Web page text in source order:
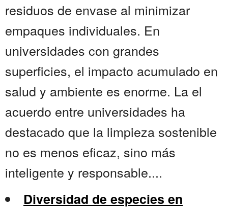
residuos de envase al minimizar
empaques individuales. En
universidades con grandes
superficies, el impacto acumulado en
salud y ambiente es enorme. La el
acuerdo entre universidades ha
destacado que la limpieza sostenible
no es menos eficaz, sino más
inteligente y responsable....
Diversidad de especies en